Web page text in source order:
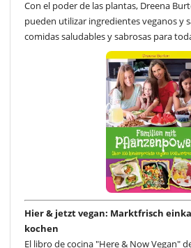
Con el poder de las plantas, Dreena
pueden utilizar ingredientes veganos y
comidas saludables y sabrosas para
Hier & jetzt vegan: Marktfrisch
kochen
El libro de cocina "Here & Now Vegan"